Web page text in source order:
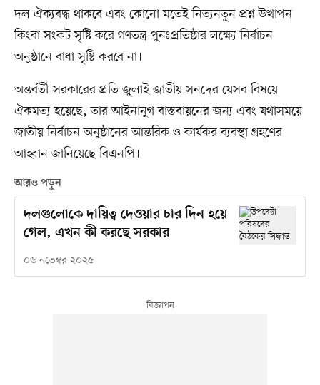
দল ঐক্যবদ্ধ থাকবে এবং কোনো মতেই নিত্যনতুন প্রশ্ন উত্থাপন
কিংবা সংকট সৃষ্টি করে গণতন্ত্র পুনঃপ্রতিষ্ঠার লক্ষ্যে নির্বাচন
অনুষ্ঠানে বাধা সৃষ্টি করবে না।
অন্তর্বর্তী সরকারের প্রতি জুলাই জাতীয় সনদের যেসব বিষয়ে
ঐকমত্য হয়েছে, তার আইনানুগ বাস্তবায়নের জন্য এবং যথাসময়ে
জাতীয় নির্বাচন অনুষ্ঠানের আন্তরিক ও কার্যকর ব্যবস্থা গ্রহণের
আহ্বান জানিয়েছে বিএনপি।
আরও পড়ুন
দলগুলোকে দায়িত্ব দেওয়ার চার দিন হয়ে
গেল, এখন কী করছে সরকার
০৬ নভেম্বর ২০২৫